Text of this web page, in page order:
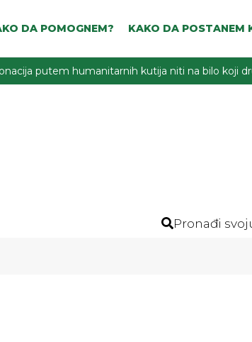
DA POMOGNEM? KAKO DA POSTANEM
putem humanitarnih kutija niti na bilo koji
Pronađi